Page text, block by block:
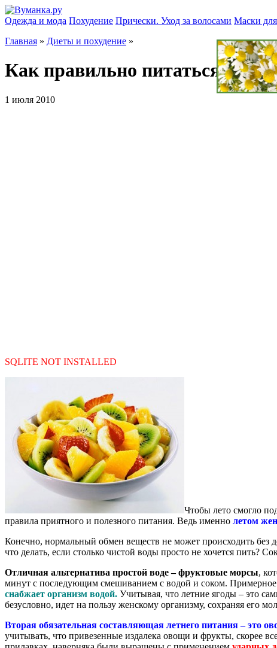
Одежда и мода Похудение Прически. Уход за волосами Маски
Главная » Диеты и похудение »
Как правильно питаться
1 июля 2010
SQLITE NOT INSTALLED
Чтобы лето смогло
правила приятного и полезного питания. Ведь именно летом
Конечно, нормальный обмен веществ не может происходить без
что делать, если столько чистой воды просто не хочется пить?
Отличная альтернатива простой воде – фруктовые морсы,
минут с последующим смешиванием с водой и соком.
снабжает организм водой. Учитывая, что летние ягоды – это
безусловно, идет на пользу женскому организму, сохраняя его
Вторая обязательная составляющая летнего питания – это
учитывать, что привезенные издалека овощи и фрукты, скорее